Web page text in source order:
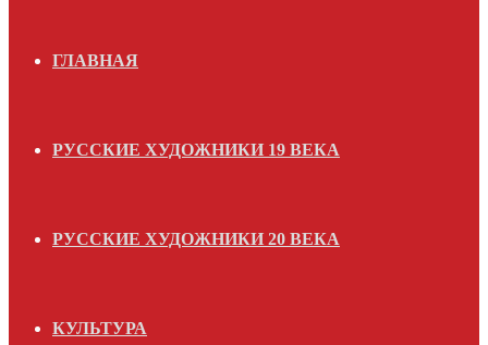
ГЛАВНАЯ
РУССКИЕ ХУДОЖНИКИ 19 ВЕКА
РУССКИЕ ХУДОЖНИКИ 20 ВЕКА
КУЛЬТУРА